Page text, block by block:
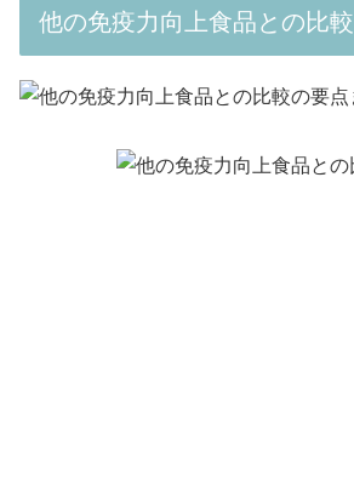
他の免疫力向上食品との比較